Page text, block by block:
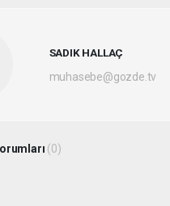
SADIK HALLAÇ
muhasebe@gozde.tv
(0)